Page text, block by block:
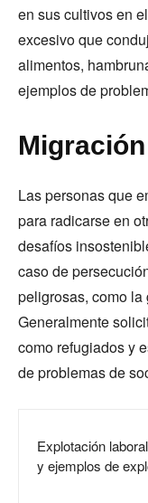
en sus cultivos en
excesivo que
alimentos,
ejemplos de
Migración
Las personas que
para radicarse en
desafíos
caso de
peligrosas, como
Generalmente
como refugiados y
de problemas de
Explotación
y ejemplos de